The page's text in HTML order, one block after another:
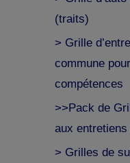
(traits)
> Grille
commune
compétences
>>Pack de
aux entretiens
> Grilles de